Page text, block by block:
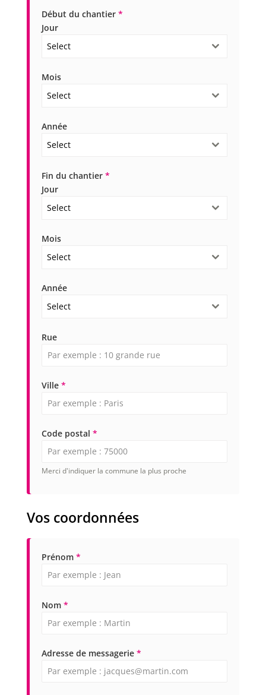
Début du chantier *
Jour
Select
Mois
Select
Année
Select
Fin du chantier *
Jour
Select
Mois
Select
Année
Select
Rue
Ville *
Code postal *
Merci d'indiquer la commune la plus proche
Vos coordonnées
Prénom *
Nom *
Adresse de messagerie *